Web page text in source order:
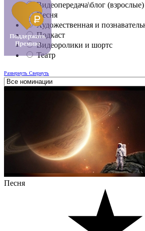
Видеопередача\блог (взрослые)
Песня
Художественная и
Подкаст
Видеоролики и шортс
Театр
Развернуть Свернуть
Песня